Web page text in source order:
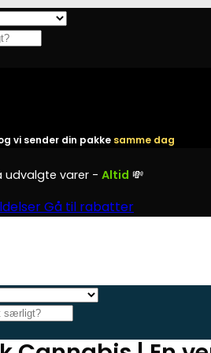
vi sender din pakke samme dag
udvalgte varer - Altid 💸
Gå til rabatter